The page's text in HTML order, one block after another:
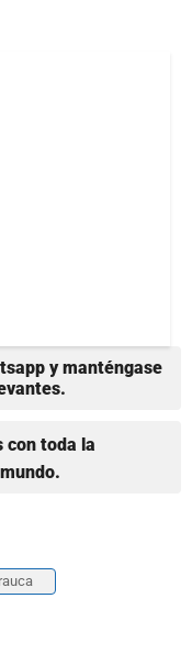
y manténgase
con toda la